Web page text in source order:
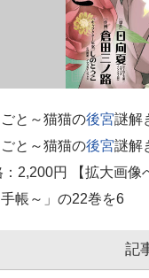
と～猫猫の後宮謎解
と～猫猫の後宮謎解
2,200円 【拡大画像
帳～」の22巻を6
記